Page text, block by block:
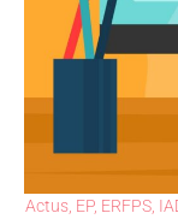
Actus, EP, ERFPS,